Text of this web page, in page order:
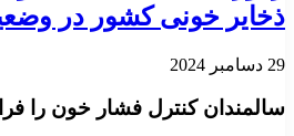
ذخایر خونی کشور در
29 دسامبر 2024
سالمندان کنترل فشار خون را